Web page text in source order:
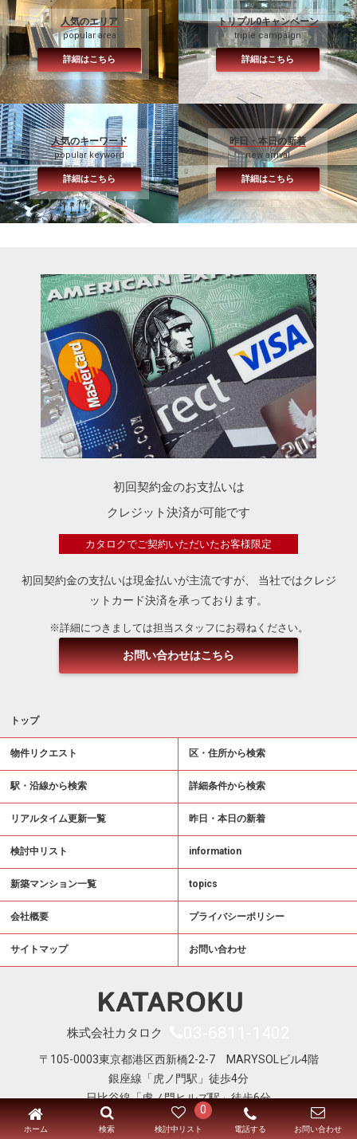
人気のエリア
popular area
詳細はこちら
トリプル0キャンペーン
triple campaign
詳細はこちら
人気のキーワード
popular keyword
詳細はこちら
昨日・本日の新着
new arrival
詳細はこちら
初回契約金のお支払いは
クレジット決済が可能です
カタロクでご契約いただいたお客様限定
初回契約金の支払いは現金払いが主流ですが、
当社ではクレジ
ットカード決済を承っております。
※詳細につきましては担当スタッフにお尋ねください。
お問い合わせはこちら
トップ
物件リクエスト 区・住所から検索
駅・沿線から検索 詳細条件から検索
リアルタイム更新一覧 昨日・本日の新着
検討中リスト information
新築マンション一覧 topics
会社概要 プライバシーポリシー
サイトマップ お問い合わせ
株式会社カタロク
〒105-0003東京都港区西新橋2-2-7 MARYSOLビル4階
銀座線「虎ノ門駅」徒歩4分
日比谷線「虎ノ門ヒルズ駅」徒歩6分
Copyright © KATAROKU All Right Reserved
ホーム
検索
0
検討中リスト 電話する お問い合わせ